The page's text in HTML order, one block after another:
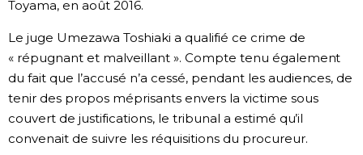
Tokyo
Toyama, en août 2016.
Le juge Umezawa Toshiaki a qualifié ce crime de
« répugnant et malveillant ». Compte tenu également
du fait que l’accusé n’a cessé, pendant les audiences, de
tenir des propos méprisants envers la victime sous
couvert de justifications, le tribunal a estimé qu’il
convenait de suivre les réquisitions du procureur.